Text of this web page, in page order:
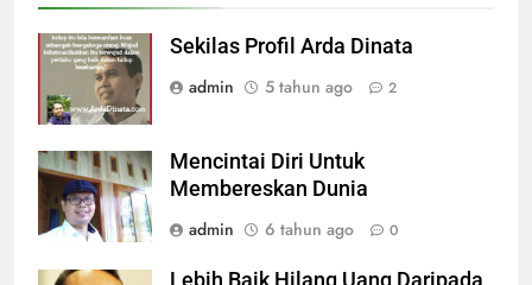
Sekilas Profil Arda Dinata
admin
5 tahun ago 2
Mencintai Diri Untuk
Membereskan Dunia
admin
6 tahun ago 0